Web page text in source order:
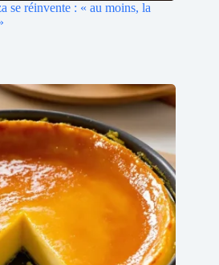
se réinvente : « au moins, la